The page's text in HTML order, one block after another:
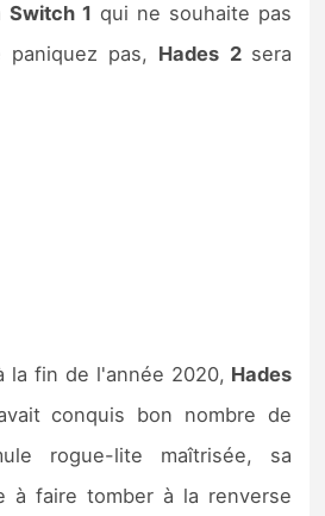
jeux Switch 2
Switch 1 qui ne souhaite pas
pas, Hades 2 sera
la fin de l'année 2020, Hades
conquis bon nombre de
rogue-lite maîtrisée, sa
à faire tomber à la renverse